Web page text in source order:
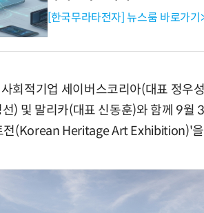
[한국무라타전자] 뉴스룸 바로가기
회적기업 세이버스코리아(대표 정우
) 및 말리카(대표 신동훈)와 함께 9월
전(Korean Heritage Art Exhibition)'을